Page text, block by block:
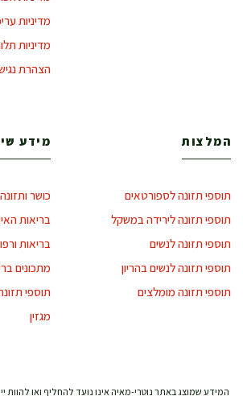
מדיניות
מדיניות
הצהרת
המלצות
תוספי תזונה לספורטאים
תוספי תזונה לירידה במשקל
תוספי תזונה לנשים
תוספי תזונה לנשים בהריון
תוספי תזונה מומלצים
מידע
כושר ותזונה
בריאות
בריאות
מתכונים
תוספי
מגזין
המידע שמוצג באתר נוטרי-מאיה אינו נועד להחליף ואו להוות